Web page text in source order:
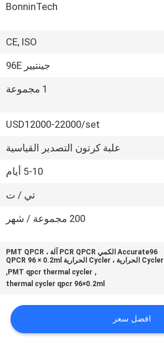
BonninTech
CE, ISO
جينتيير 96E
1 مجموعة
USD12000-22000/set
علبة كرتون التصدير القياسية
5-10 أيام
تي / ت
200 مجموعة / شهر
Accurate96 الكمي PCR QPCR آلة ، PMT QPCR
Cycler الحرارية ، Cycler الحرارية QPCR 96 × 0.2ml
,
PMT qpcr thermal cycler
,
thermal cycler qpcr 96×0.2ml
افضل سعر